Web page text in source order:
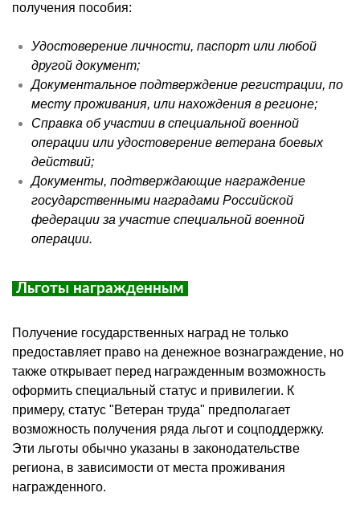
получения пособия:
Удостоверение личности, паспорт или любой
другой документ;
Документальное подтверждение регистрации, по
месту проживания, или нахождения в регионе;
Справка об участии в специальной военной
операции или удостоверение ветерана боевых
действий;
Документы, подтверждающие награждение
государственными наградами Российской
федерации за участие специальной военной
операции.
Льготы награжденным
Получение государственных наград не только
предоставляет право на денежное вознаграждение, но
также открывает перед награжденным возможность
оформить специальный статус и привилегии. К
примеру, статус "Ветеран труда" предполагает
возможность получения ряда льгот и соцподдержку.
Эти льготы обычно указаны в законодательстве
региона, в зависимости от места проживания
награжденного.